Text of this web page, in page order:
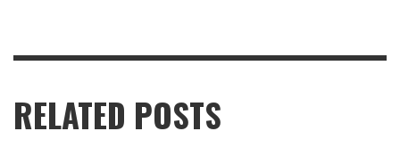
RELATED POSTS